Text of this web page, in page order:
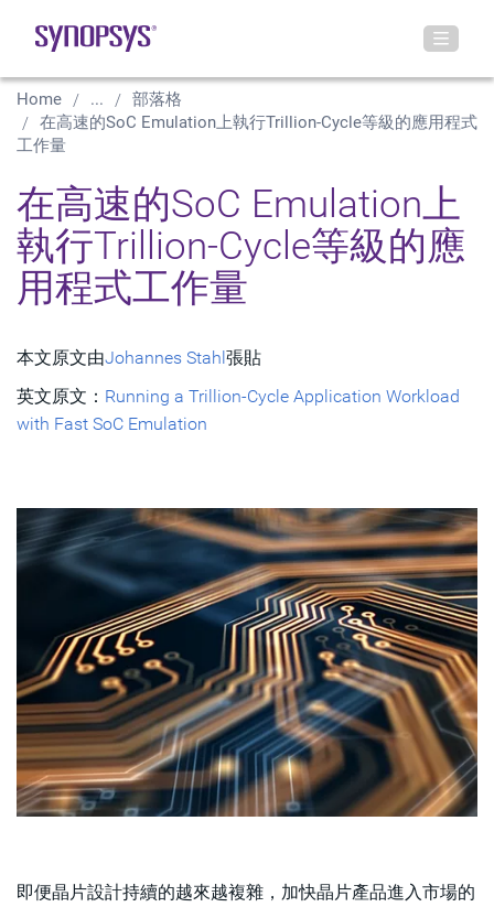
Home ...
部落格
在高速的SoC Emulation上執行Trillion-Cycle等級的應用程式
工作量
在高速的SoC Emulation上
執行Trillion-Cycle等級的應
用程式工作量
本文原文由Johannes Stahl張貼
英文原文： Running a Trillion-Cycle Application Workload
with Fast SoC Emulation
即便晶片設計持續的越來越複雜，加快晶片產品進入市場的